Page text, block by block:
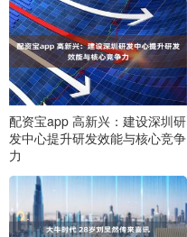
配资宝app 高新兴：建设深圳研
发中心提升研发效能与核心竞争
力